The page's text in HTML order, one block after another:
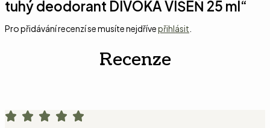
tuhý deodorant DIVOKÁ VIŠEŇ 25 ml“
Pro přidávání recenzí se musíte nejdřívepřihlásit
Recenze